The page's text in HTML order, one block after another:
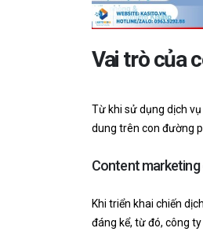
Vai trò của
Từ khi sử dụng dịch
dung trên con đường
Content marketing
Khi triển khai chiến
đáng kể, từ đó, công